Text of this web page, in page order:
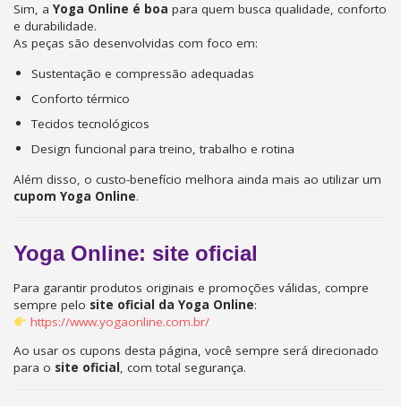
Sim, a Yoga Online é boa para quem busca qualidade, conforto
e durabilidade.
As peças são desenvolvidas com foco em:
Sustentação e compressão adequadas
Conforto térmico
Tecidos tecnológicos
Design funcional para treino, trabalho e rotina
Além disso, o custo-benefício melhora ainda mais ao utilizar um
cupom Yoga Online.
Yoga Online: site oficial
Para garantir produtos originais e promoções válidas, compre
sempre pelo site oficial da Yoga Online:
https://www.yogaonline.com.br/
Ao usar os cupons desta página, você sempre será direcionado
para o site oficial, com total segurança.